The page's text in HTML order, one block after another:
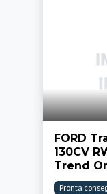
FORD
130CV
Trend
Pronta